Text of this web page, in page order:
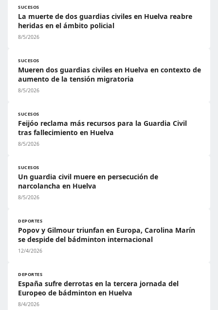
SUCESOS
La muerte de dos guardias civiles en Huelva reabre
heridas en el ámbito policial
8/5/2026
SUCESOS
Mueren dos guardias civiles en Huelva en contexto de
aumento de la tensión migratoria
8/5/2026
SUCESOS
Feijóo reclama más recursos para la Guardia Civil
tras fallecimiento en Huelva
8/5/2026
SUCESOS
Un guardia civil muere en persecución de
narcolancha en Huelva
8/5/2026
DEPORTES
Popov y Gilmour triunfan en Europa, Carolina Marín
se despide del bádminton internacional
12/4/2026
DEPORTES
España sufre derrotas en la tercera jornada del
Europeo de bádminton en Huelva
8/4/2026